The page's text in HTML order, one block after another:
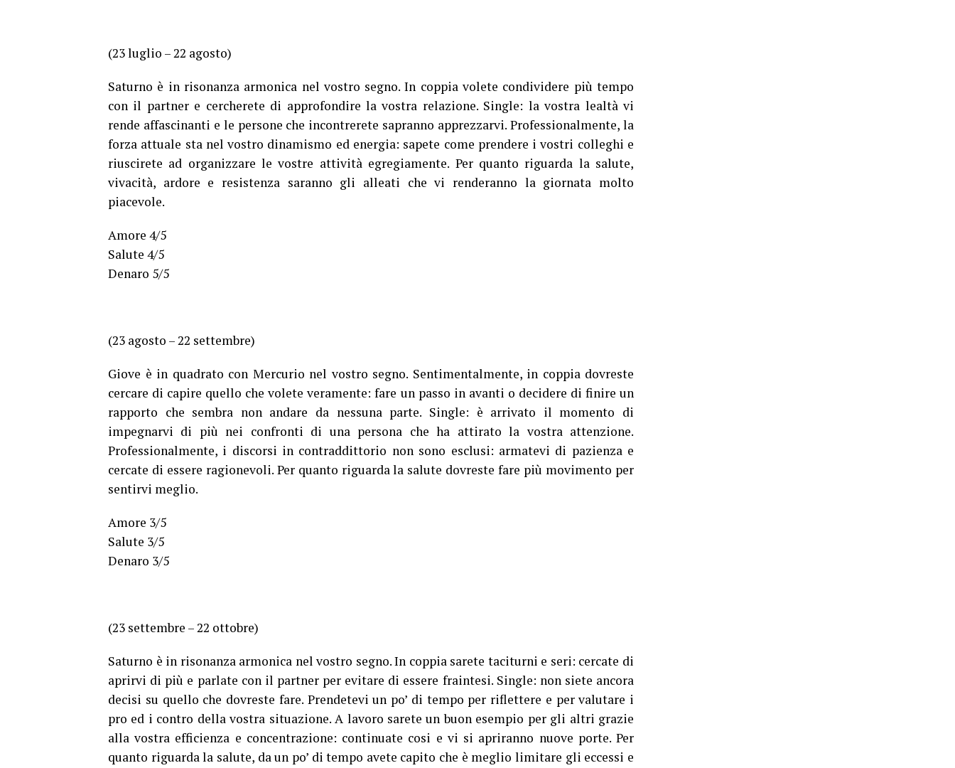
(23 luglio – 22 agosto)
Saturno è in risonanza armonica nel vostro segno. In coppia volete condividere più tempo
con il partner e cercherete di approfondire la vostra relazione. Single: la vostra lealtà vi
rende affascinanti e le persone che incontrerete sapranno apprezzarvi. Professionalmente, la
forza attuale sta nel vostro dinamismo ed energia: sapete come prendere i vostri colleghi e
riuscirete ad organizzare le vostre attività egregiamente. Per quanto riguarda la salute,
vivacità, ardore e resistenza saranno gli alleati che vi renderanno la giornata molto
piacevole.
Amore 4/5
Salute 4/5
Denaro 5/5
(23 agosto – 22 settembre)
Giove è in quadrato con Mercurio nel vostro segno. Sentimentalmente, in coppia dovreste
cercare di capire quello che volete veramente: fare un passo in avanti o decidere di finire un
rapporto che sembra non andare da nessuna parte. Single: è arrivato il momento di
impegnarvi di più nei confronti di una persona che ha attirato la vostra attenzione.
Professionalmente, i discorsi in contraddittorio non sono esclusi: armatevi di pazienza e
cercate di essere ragionevoli. Per quanto riguarda la salute dovreste fare più movimento per
sentirvi meglio.
Amore 3/5
Salute 3/5
Denaro 3/5
(23 settembre – 22 ottobre)
Saturno è in risonanza armonica nel vostro segno. In coppia sarete taciturni e seri: cercate di
aprirvi di più e parlate con il partner per evitare di essere fraintesi. Single: non siete ancora
decisi su quello che dovreste fare. Prendetevi un po’ di tempo per riflettere e per valutare i
pro ed i contro della vostra situazione. A lavoro sarete un buon esempio per gli altri grazie
alla vostra efficienza e concentrazione: continuate cosi e vi si apriranno nuove porte. Per
quanto riguarda la salute, da un po’ di tempo avete capito che è meglio limitare gli eccessi e